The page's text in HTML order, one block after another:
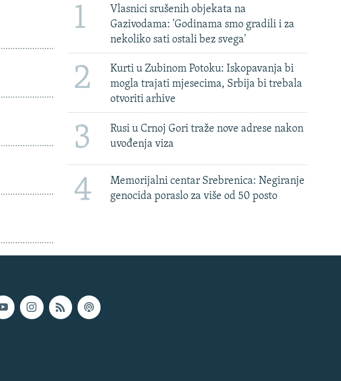
1
Vlasnici srušenih objekata na
Gazivodama: 'Godinama smo gradili i za
nekoliko sati ostali bez svega'
2
Kurti u Zubinom Potoku: Iskopavanja bi
mogla trajati mjesecima, Srbija bi trebala
otvoriti arhive
3
Rusi u Crnoj Gori traže nove adrese nakon
uvođenja viza
4
Memorijalni centar Srebrenica: Negiranje
genocida poraslo za više od 50 posto